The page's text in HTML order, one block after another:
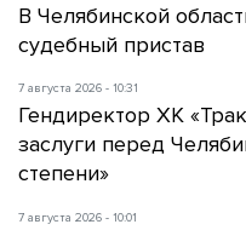
В Челябинской
судебный пристав
7 августа 2026 - 10:31
Гендиректор ХК
заслуги перед
степени»
7 августа 2026 - 10:01